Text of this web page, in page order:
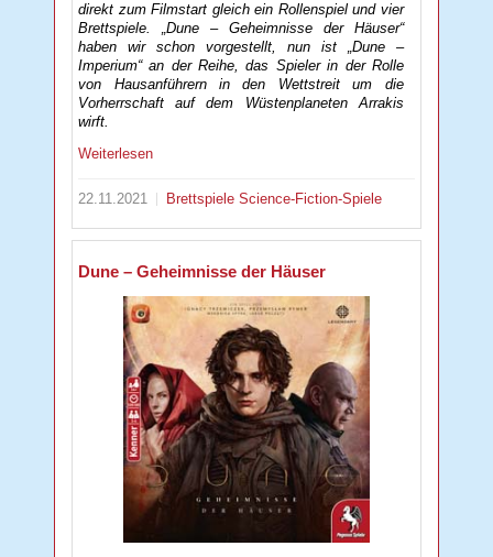
direkt zum Filmstart gleich ein Rollenspiel und vier
Brettspiele. „Dune – Geheimnisse der Häuser“
haben wir schon vorgestellt, nun ist „Dune –
Imperium“ an der Reihe, das Spieler in der Rolle
von Hausanführern in den Wettstreit um die
Vorherrschaft auf dem Wüstenplaneten Arrakis
wirft.
Weiterlesen
22.11.2021 BrettspieleScience-Fiction-Spiele
Dune – Geheimnisse der Häuser